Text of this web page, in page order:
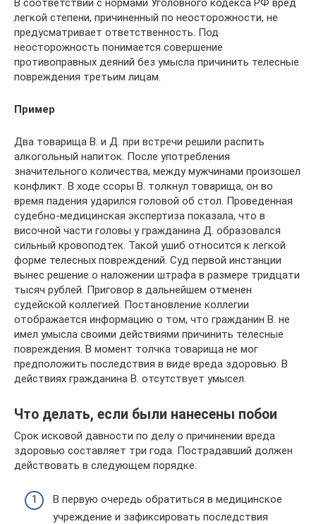
легкой степени, причиненный по неосторожности, не
предусматривает ответственность. Под
неосторожность понимается совершение
противоправных деяний без умысла причинить телесные
повреждения третьим лицам.
Пример
Два товарища В. и Д. при встречи решили распить
алкогольный напиток. После употребления
значительного количества, между мужчинами произошел
конфликт. В ходе ссоры В. толкнул товарища, он во
время падения ударился головой об стол. Проведенная
судебно-медицинская экспертиза показала, что в
височной части головы у гражданина Д. образовался
сильный кровоподтек. Такой ушиб относится к легкой
форме телесных повреждений. Суд первой инстанции
вынес решение о наложении штрафа в размере тридцати
тысяч рублей. Приговор в дальнейшем отменен
судейской коллегией. Постановление коллегии
отображается информацию о том, что гражданин В. не
имел умысла своими действиями причинить телесные
повреждения. В момент толчка товарища не мог
предположить последствия в виде вреда здоровью. В
действиях гражданина В. отсутствует умысел.
Что делать, если были нанесены побои
Срок исковой давности по делу о причинении вреда
здоровью составляет три года. Пострадавший должен
действовать в следующем порядке:
В первую очередь обратиться в медицинское
учреждение и зафиксировать последствия